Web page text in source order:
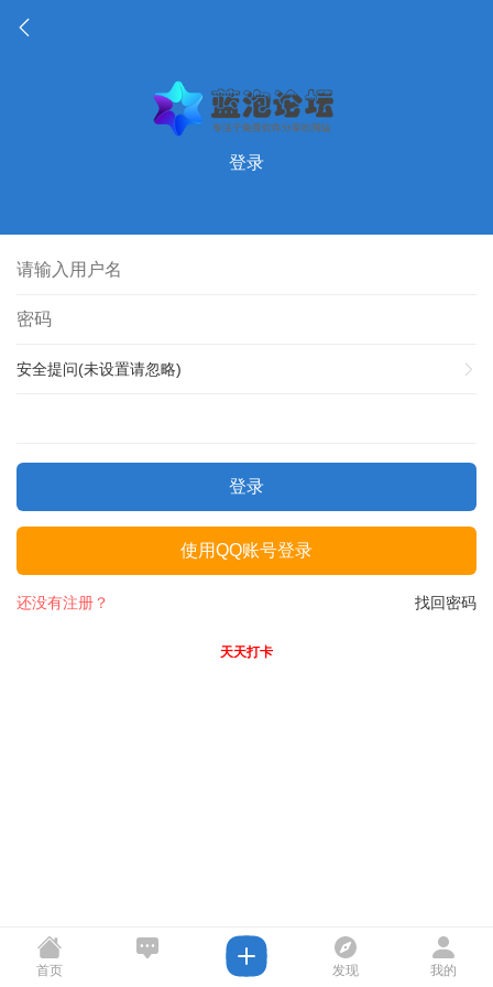
登录
安全提问(未设置请忽略)
登录
使用QQ账号登录
找回密码
还没有注册？
天天打卡
首页 发现 我的